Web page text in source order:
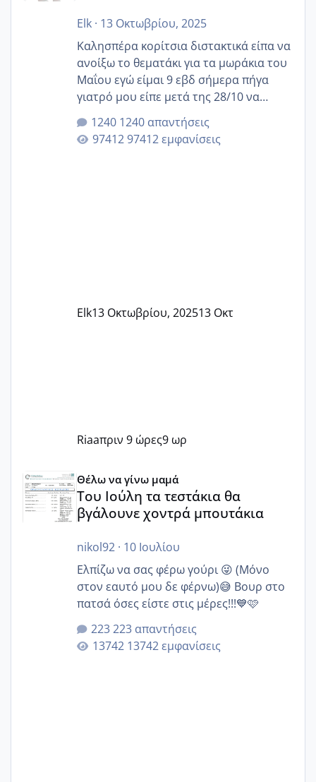
Elk· 13 Οκτωβρίου, 2025
Καλησπέρα κορίτσια διστακτικά είπα να
ανοίξω το θεματάκι για τα μωράκια του
Μαΐου εγώ είμαι 9 εβδ σήμερα πήγα
γιατρό μου είπε μετά της 28/10 να
κλείσω ραντεβού για την αυχενική είναι
καμιά άλλη κοπέλα να γεννάει Μάιο ;;
1240 απαντήσεις
97412 εμφανίσεις
Elk13 Οκτωβρίου, 202513 Οκτ
Riaaπριν 9 ώρες9 ωρ
Θέλω να γίνω μαμά
Του Ιούλη τα τεστάκια θα
βγάλουνε χοντρά μπουτάκια
nikol92· 10 Ιουλίου
Ελπίζω να σας φέρω γούρι 😜 (Μόνο
στον εαυτό μου δε φέρνω)😅 Βουρ στο
πατσά όσες είστε στις μέρες!!!💙🩷
223 απαντήσεις
13742 εμφανίσεις